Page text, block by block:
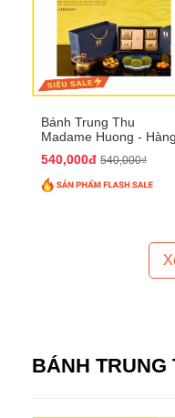
Bánh Trung Thu
Madame Huong - Hàng
540,000đ 540,000₫
BÁNH TRUNG